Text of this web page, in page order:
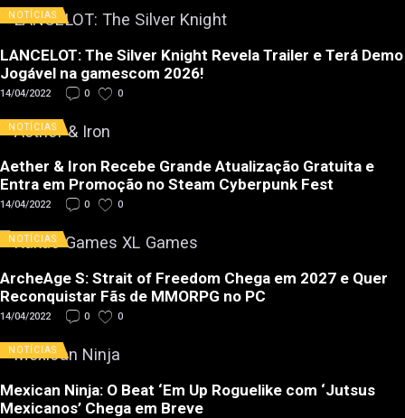
NOTÍCIAS
LANCELOT: The Silver Knight Revela Trailer e Terá Demo
Jogável na gamescom 2026!
14/04/2022 0 0
NOTÍCIAS
Aether & Iron Recebe Grande Atualização Gratuita e
Entra em Promoção no Steam Cyberpunk Fest
14/04/2022 0 0
NOTÍCIAS
ArcheAge S: Strait of Freedom Chega em 2027 e Quer
Reconquistar Fãs de MMORPG no PC
14/04/2022 0 0
NOTÍCIAS
Mexican Ninja: O Beat ‘Em Up Roguelike com ‘Jutsus
Mexicanos’ Chega em Breve